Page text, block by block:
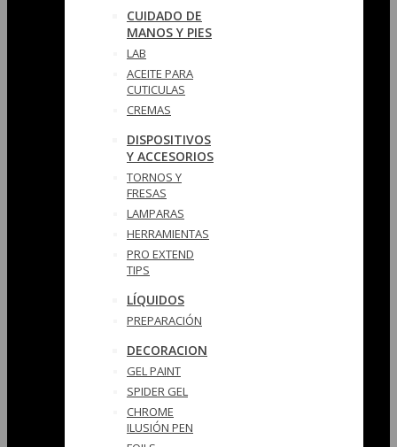
CUIDADO DE
MANOS Y PIES
LAB
ACEITE PARA
CUTICULAS
CREMAS
DISPOSITIVOS
Y ACCESORIOS
TORNOS Y
FRESAS
LAMPARAS
HERRAMIENTAS
PRO EXTEND
TIPS
LÍQUIDOS
PREPARACIÓN
DECORACION
GEL PAINT
SPIDER GEL
CHROME
ILUSIÓN PEN